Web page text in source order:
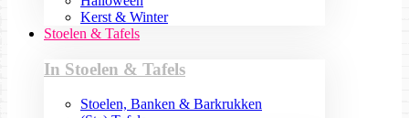
Kerst & Winter
Stoelen & Tafels
In Stoelen & Tafels
Stoelen, Banken & Barkrukken